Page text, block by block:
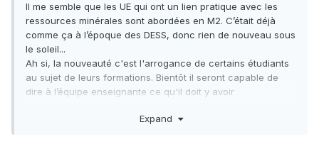
Brest ou Rennes à regarder !
Toulouse orienté géodynamique aussi
Edit : j'allais oublier de préciser, les deux profs qui gèrent le
Master ressource ne font pas de ressources, les deux vrais
profs de métallo sont bientôt à la retraite, y en aura plus
qu'un l'an pro.. Et un autre plutôt orienté recherche
Il me semble que les UE qui ont un lien pratique avec les
ressources minérales sont abordées en M2. C’était déjà
comme ça à l’époque des DESS, donc rien de nouveau sous
le soleil...
Ah si, la nouveauté c'est l'arrogance de certains étudiants
au sujet de leurs formations. Bientôt il seront capable de
dire à l’équipe enseignante ce qu'il doit y avoir
ça sera dans l'ordre des choses.
Expand